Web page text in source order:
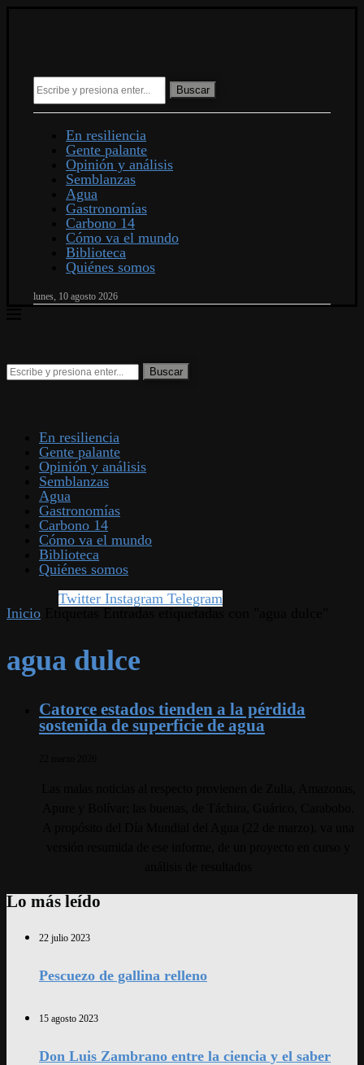
Buscar
En resiliencia
Gente palante
Opinión y análisis
Semblanzas
Agua
Gastronomías
Carbono 14
Cómo va el mundo
Biblioteca
Quiénes somos
lunes, 10 agosto 2026
En resiliencia
Gente palante
Opinión y análisis
Semblanzas
Agua
Gastronomías
Carbono 14
Cómo va el mundo
Biblioteca
Quiénes somos
Twitter Instagram Telegram
Inicio
agua dulce
Catorce estados tienden a la pérdida
sostenida de superficie de agua
Lo más leído
22 julio 2023
Pescuezo de gallina relleno
15 agosto 2023
Don Luis Zambrano entre la ciencia y el saber